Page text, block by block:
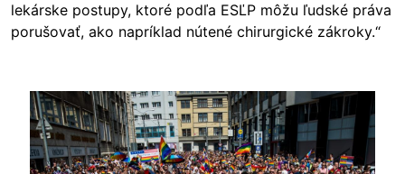
lekárske postupy, ktoré podľa ESĽP môžu ľudské práva
porušovať, ako napríklad nútené chirurgické zákroky.“
Image